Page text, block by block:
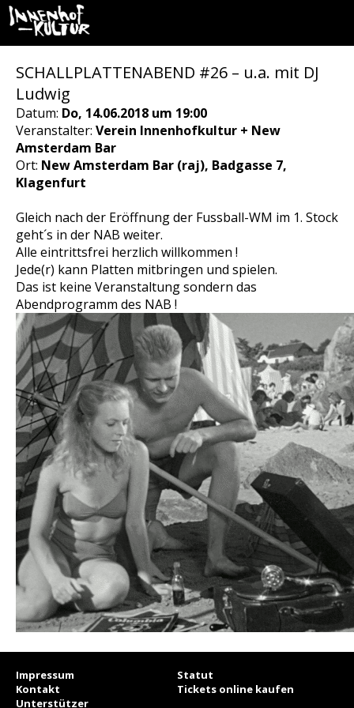
SCHALLPLATTENABEND #26 – u.a. mit DJ
Ludwig
Datum: Do, 14.06.2018 um 19:00
Veranstalter: Verein Innenhofkultur + New
Amsterdam Bar
Ort: New Amsterdam Bar (raj), Badgasse 7,
Klagenfurt
Gleich nach der Eröffnung der Fussball-WM im 1. Stock
geht´s in der NAB weiter.
Alle eintrittsfrei herzlich willkommen !
Jede(r) kann Platten mitbringen und spielen.
Das ist keine Veranstaltung sondern das
Abendprogramm des NAB !
Impressum
Statut
Kontakt
Tickets online kaufen
Unterstützer